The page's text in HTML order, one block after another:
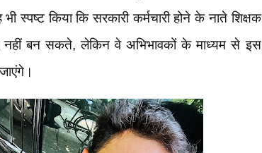
स्पष्ट किया कि सरकारी कर्मचारी होने के नाते शिक्षक
नहीं बन सकते, लेकिन वे अभिभावकों के माध्यम से इस